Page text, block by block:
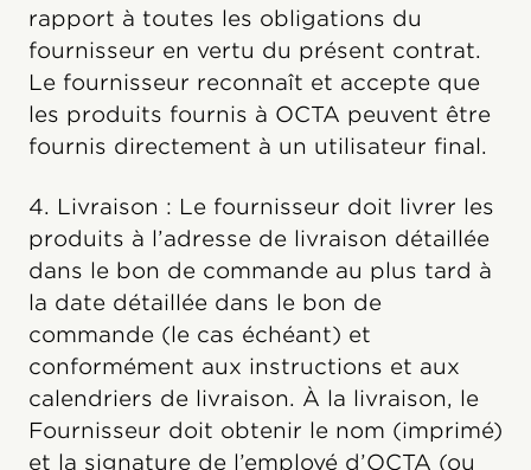
rapport à toutes les obligations du
fournisseur en vertu du présent contrat.
Le fournisseur reconnaît et accepte que
les produits fournis à OCTA peuvent être
fournis directement à un utilisateur final.
4. Livraison : Le fournisseur doit livrer les
produits à l’adresse de livraison détaillée
dans le bon de commande au plus tard à
la date détaillée dans le bon de
commande (le cas échéant) et
conformément aux instructions et aux
calendriers de livraison. À la livraison, le
Fournisseur doit obtenir le nom (imprimé)
et la signature de l’employé d’OCTA (ou